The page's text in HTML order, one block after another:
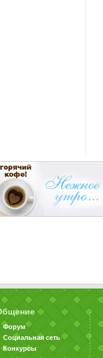
Форум
Социальная сеть
Конкурсы